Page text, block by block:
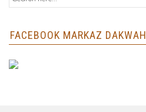
FACEBOOK MARKAZ DAKWAH